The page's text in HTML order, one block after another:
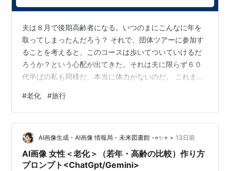
夫は８月で後期高齢者になる。いつのまにこんなに年を
取ってしまったんだろう？ それで、団体ツアーに参加す
ることを考えると、このコースは歩いてついていけるだ
ろうか？という心配が出てきた。それは夫に限らず６０
代半ばの私も同様だ。本当に体力がないのだ。 これまで
容によっては大丈夫か？というものもある。 それをAIに
聞いてみた。 最初に気になったのは、例えば立山黒部ア
ルペンルートで黒部ダムに行った場合だが、これは２２
０段の階段で、普通の人間だと１０分くらいで上がれる
そうである。しかし標高が高く空気が薄いのでちょっと
大変らしい。その他にも、アルペンルートは…
#老化 #旅行
AI画像生成・AI画像 情報局 - 未来図書館 -⭐✨⭐ • 13日前
AI画像 女性＜老化＞（若年・高齢の比較）作り方
プロンプト<ChatGpt/Gemini>